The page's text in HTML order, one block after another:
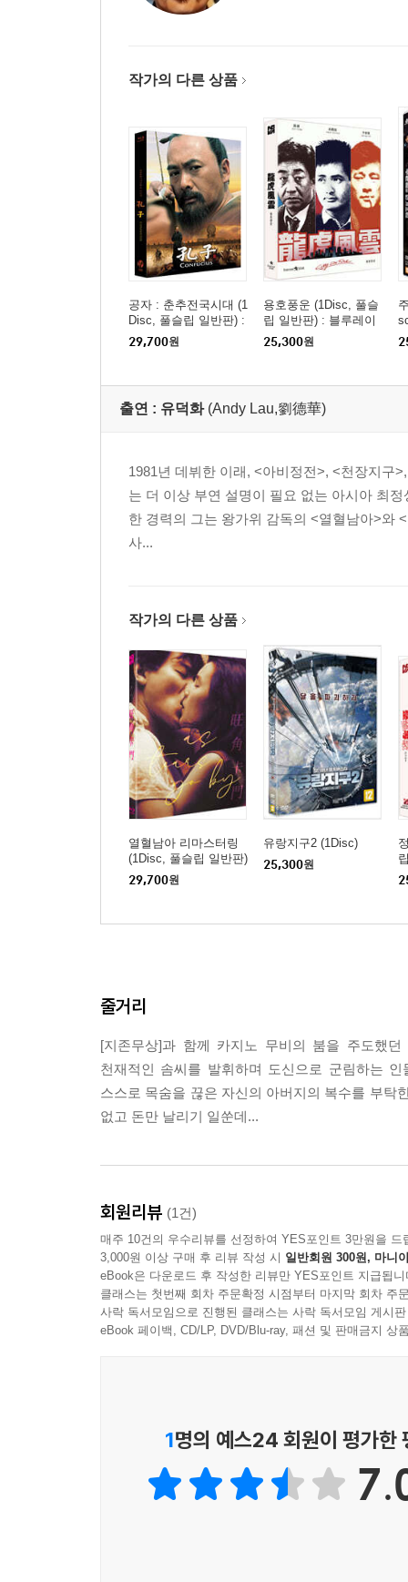
작가의 다른 상품
공자 : 춘추전국시대 (1
Disc, 풀슬립 일반판) :
블루레이
29,700원
용호풍운 (1Disc, 풀슬
립 일반판) : 블루레이
25,300원
출연 : 유덕화 (Andy Lau,劉德華)
1981년 데뷔한 이래, <아비정전>, <천장지구
는 더 이상 부연 설명이 필요 없는 아시아 최
한 경력의 그는 왕가위 감독의 <열혈남아>와
사...
작가의 다른 상품
열혈남아 리마스터링
(1Disc, 풀슬립 일반판)
: 블루레이
29,700원
유랑지구2 (1Disc)
25,300원
줄거리
[지존무상]과 함께 카지노 무비의 붐을 주도했
천재적인 솜씨를 발휘하며 도신으로 군림하는
스스로 목숨을 끊은 자신의 아버지의 복수를 부탁
없고 돈만 날리기 일쑨데...
회원리뷰 (1건)
매주 10건의 우수리뷰를 선정하여 YES포인트 3만원을 드
3,000원 이상 구매 후 리뷰 작성 시 일반회원 300원, 마니
eBook은 다운로드 후 작성한 리뷰만 YES포인트 지급됩니
클래스는 첫번째 회차 주문확정 시점부터 마지막 회차 주
사락 독서모임으로 진행된 클래스는 사락 독서모임 게시
eBook 페이백, CD/LP, DVD/Blu-ray, 패션 및 판매금지 상
1명의 예스24 회원이 평가한